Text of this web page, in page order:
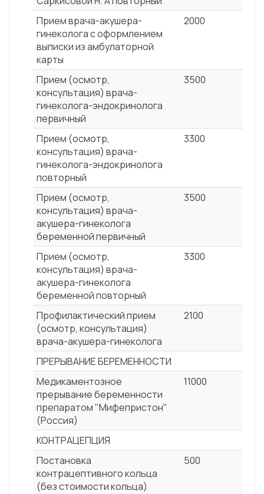
Прием врача-акушера-
гинеколога с оформлением
выписки из амбулаторной
карты
2000
Прием (осмотр,
консультация) врача-
гинеколога-эндокринолога
первичный
3500
Прием (осмотр,
консультация) врача-
гинеколога-эндокринолога
повторный
3300
Прием (осмотр,
консультация) врача-
акушера-гинеколога
беременной первичный
3500
Прием (осмотр,
консультация) врача-
акушера-гинеколога
беременной повторный
3300
Профилактический прием
(осмотр, консультация)
врача-акушера-гинеколога
2100
ПРЕРЫВАНИЕ БЕРЕМЕННОСТИ
Медикаментозное
прерывание беременности
препаратом "Мифепристон"
(Россия)
11000
КОНТРАЦЕПЦИЯ
Постановка
контрацептивного кольца
(без стоимости кольца)
500